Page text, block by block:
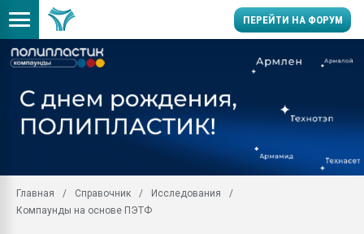
ПЕРЕЙТИ НА ФОРУМ
заводу пластмасс"
Главная Справочник
Исследования
Компаунды на основе ПЭТФ